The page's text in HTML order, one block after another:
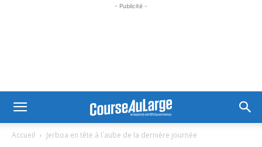
- Publicité -
Accueil Jerboa en tête à l´aube de la dernière journée